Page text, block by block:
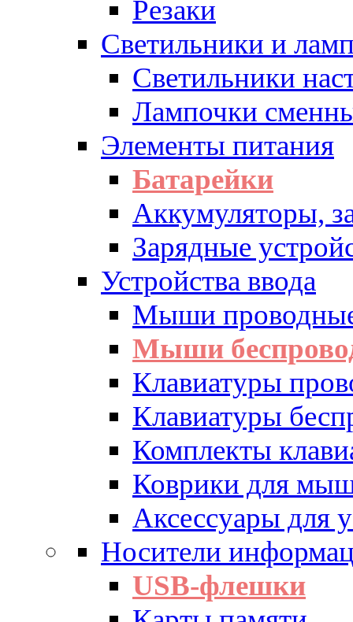
Резаки
Светильники и
Светильники
Лампочки
Элементы питания
Батарейки
Аккумуляторы,
Зарядные
Устройства ввода
Мыши
Мыши
Клавиатуры
Клавиатуры
Комплекты
Коврики для
Аксессуары для
Носители
USB-флешки